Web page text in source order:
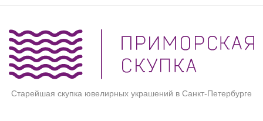
Старейшая скупка ювелирных украшений в Санкт-Петербурге